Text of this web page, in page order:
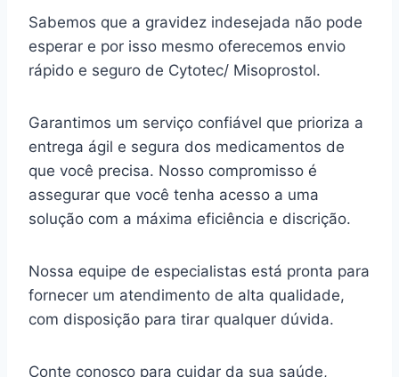
Sabemos que a gravidez indesejada não pode
esperar e por isso mesmo oferecemos envio
rápido e seguro de Cytotec/ Misoprostol.
Garantimos um serviço confiável que prioriza a
entrega ágil e segura dos medicamentos de
que você precisa. Nosso compromisso é
assegurar que você tenha acesso a uma
solução com a máxima eficiência e discrição.
Nossa equipe de especialistas está pronta para
fornecer um atendimento de alta qualidade,
com disposição para tirar qualquer dúvida.
Conte conosco para cuidar da sua saúde,